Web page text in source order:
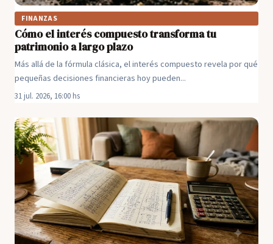
FINANZAS
Cómo el interés compuesto transforma tu
patrimonio a largo plazo
Más allá de la fórmula clásica, el interés compuesto revela por qué
pequeñas decisiones financieras hoy pueden...
31 jul. 2026, 16:00 hs